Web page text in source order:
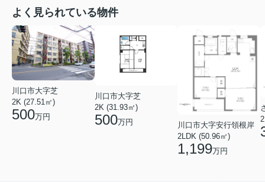
よく見られている物件
川口市大字芝
2K (27.51㎡)
500万円
川口市大字芝
2K (31.93㎡)
500万円
川口市大字安行領根岸
2LDK (50.96㎡)
1,199万円